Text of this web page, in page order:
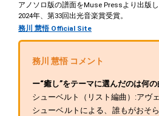
アノソロ版の譜面をMuse Pressより出版し
2024年、第33回出光音楽賞受賞。
務川 慧悟 Official Site
務川 慧悟 コメント
ー“癒し”をテーマに選んだのは何の
シューベルト（リスト編曲）:アヴ
シューベルトによる、誰もがおそ